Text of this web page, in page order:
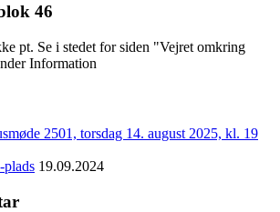
46
pt. Se i stedet for siden "Vejret omkring
Information
2501, torsdag 14. august 2025, kl. 19
plads 19.09.2024